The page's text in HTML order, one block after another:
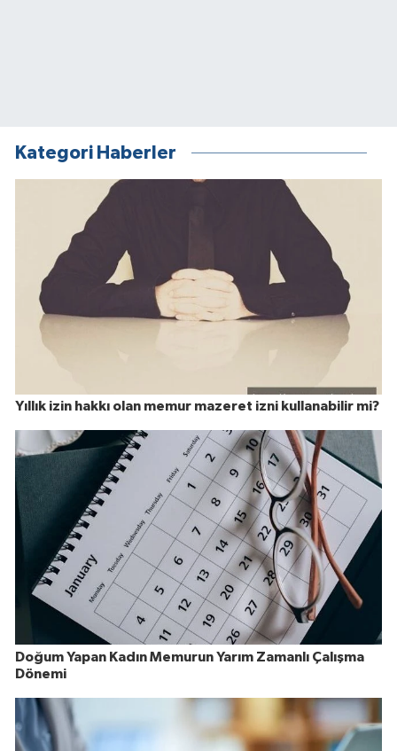
Kategori Haberler
Yıllık izin hakkı olan memur mazeret izni kullanabilir mi?
Doğum Yapan Kadın Memurun Yarım Zamanlı Çalışma
Dönemi